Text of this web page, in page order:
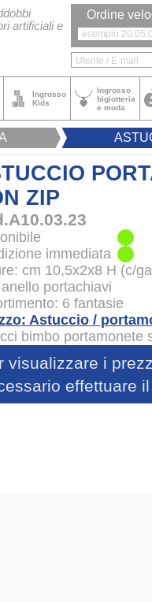
artificiali e
Ordine
Ingrosso
Kids
Ingrosso
bigiotteria
e moda
ZIP
immediata
cm 10,5x2x8 H (c/
portachiavi
6 fantasie
Astuccio /
bimbo portamonete
visualizzare i
effettuare il